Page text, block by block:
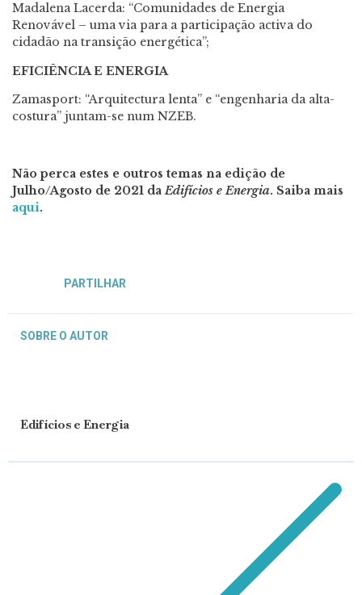
Madalena Lacerda: “Comunidades de Energia
Renovável – uma via para a participação activa do
cidadão na transição energética”;
EFICIÊNCIA E ENERGIA
Zamasport: “Arquitectura lenta” e “engenharia da alta-
costura” juntam-se num NZEB.
Não perca estes e outros temas na edição de
Julho/Agosto de 2021 daEdifícios e Energia. Saiba mais
aqui.
PARTILHAR
SOBRE O AUTOR
Edifícios e Energia